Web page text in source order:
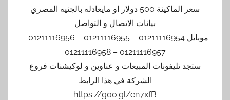
سعر الماكينة 500 دولار او مايعادله بالجنيه المصري
بيانات الاتصال و التواصل
موبايل 01211116954 – 01211116955 – 01211116956 –
01211116957 – 01211116958
ستجد تليفونات المبيعات و عناوين و لوكيشنات فروع
الشركة في هذا الرابط
https://goo.gl/en7xfB